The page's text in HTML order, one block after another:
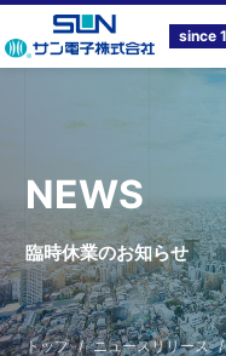
since
NEWS
臨時休業のお知らせ
トップ ニュースリリース